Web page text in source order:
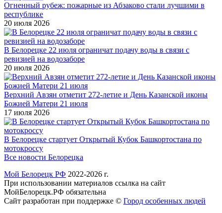
Огненный рубеж: пожарные из Абзаково стали лучшими в
республике
20 июля 2026
В Белорецке 22 июля ограничат подачу воды в связи с
ревизией на водозаборе
20 июля 2026
Верхний Авзян отметит 272-летие и День Казанской иконы
Божией Матери 21 июля
17 июля 2026
В Белорецке стартует Открытый Кубок Башкортостана по
мотокроссу
Все новости Белорецка
Мой Белорецк РФ 2022-2026 г.
При использовании материалов ссылка на сайт
МойБелорецк.РФ обязательна
Сайт разработан при поддержке © Город особенных людей